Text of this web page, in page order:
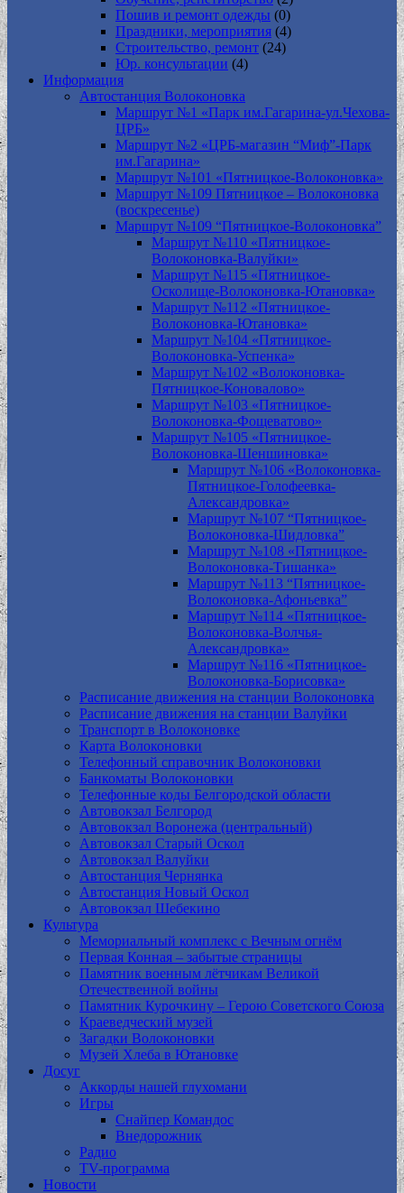
Пошив и ремонт одежды (0)
Праздники, мероприятия (4)
Строительство, ремонт (24)
Юр. консультации (4)
Информация
Автостанция Волоконовка
Маршрут №1 «Парк им.Гагарина-ул.Чехова-
ЦРБ»
Маршрут №2 «ЦРБ-магазин “Миф”-Парк
им.Гагарина»
Маршрут №101 «Пятницкое-Волоконовка»
Маршрут №109 Пятницкое – Волоконовка
(воскресенье)
Маршрут №109 “Пятницкое-Волоконовка”
Маршрут №110 «Пятницкое-
Волоконовка-Валуйки»
Маршрут №115 «Пятницкое-
Осколище-Волоконовка-Ютановка»
Маршрут №112 «Пятницкое-
Волоконовка-Ютановка»
Маршрут №104 «Пятницкое-
Волоконовка-Успенка»
Маршрут №102 «Волоконовка-
Пятницкое-Коновалово»
Маршрут №103 «Пятницкое-
Волоконовка-Фощеватово»
Маршрут №105 «Пятницкое-
Волоконовка-Шеншиновка»
Маршрут №106 «Волоконовка-
Пятницкое-Голофеевка-
Александровка»
Маршрут №107 “Пятницкое-
Волоконовка-Шидловка”
Маршрут №108 «Пятницкое-
Волоконовка-Тишанка»
Маршрут №113 “Пятницкое-
Волоконовка-Афоньевка”
Маршрут №114 «Пятницкое-
Волоконовка-Волчья-
Александровка»
Маршрут №116 «Пятницкое-
Волоконовка-Борисовка»
Расписание движения на станции Волоконовка
Расписание движения на станции Валуйки
Транспорт в Волоконовке
Карта Волоконовки
Телефонный справочник Волоконовки
Банкоматы Волоконовки
Телефонные коды Белгородской области
Автовокзал Белгород
Автовокзал Воронежа (центральный)
Автовокзал Старый Оскол
Автовокзал Валуйки
Автостанция Чернянка
Автостанция Новый Оскол
Автовокзал Шебекино
Культура
Мемориальный комплекс с Вечным огнём
Первая Конная – забытые страницы
Памятник военным лётчикам Великой
Отечественной войны
Памятник Курочкину – Герою Советского Союза
Краеведческий музей
Загадки Волоконовки
Музей Хлеба в Ютановке
Досуг
Аккорды нашей глухомани
Игры
Снайпер Командос
Внедорожник
Радио
TV-программа
Новости